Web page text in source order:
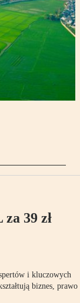
39 zł
i kluczowych
biznes, prawo